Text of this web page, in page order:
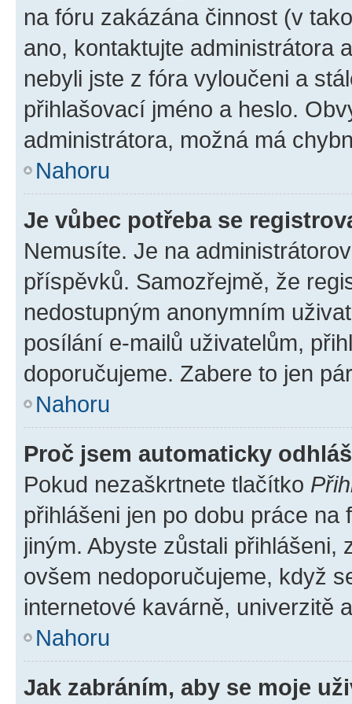
na fóru zakázána činnost (v
ano, kontaktujte administrátora
nebyli jste z fóra vyloučeni a
přihlašovací jméno a heslo.
administrátora, možná má
Nahoru
Je vůbec potřeba se
Nemusíte. Je na
příspěvků. Samozřejmě, že
nedostupným anonymním
posílání e-mailů uživatelům,
doporučujeme. Zabere to jen
Nahoru
Proč jsem automaticky
Pokud nezaškrtnete tlačítko
přihlášeni jen po dobu práce
jiným. Abyste zůstali přihlášeni,
ovšem nedoporučujeme, když
internetové kavárně, univerzitě
Nahoru
Jak zabráním, aby se moje